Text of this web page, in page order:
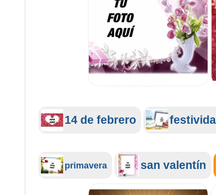
14 de febrero
primavera san valentín